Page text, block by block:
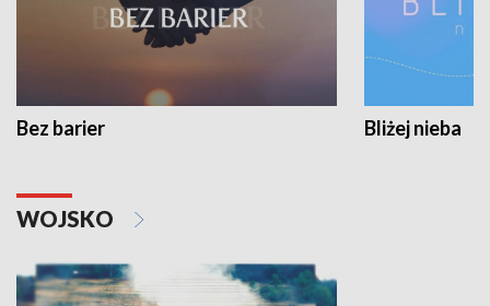
Bez barier Bliżej nieba
WOJSKO